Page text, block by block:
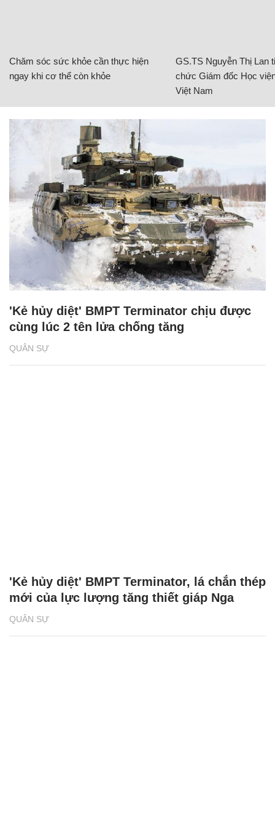
Chăm sóc sức khỏe cần thực hiện
ngay khi cơ thể còn khỏe
GS.TS Nguyễn Thị Lan
chức Giám đốc Học
Việt Nam
QUÂN SỰ
'Kẻ hủy diệt' BMPT Terminator chịu được
cùng lúc 2 tên lửa chống tăng
QUÂN SỰ
'Kẻ hủy diệt' BMPT Terminator, lá chắn thép
mới của lực lượng tăng thiết giáp Nga